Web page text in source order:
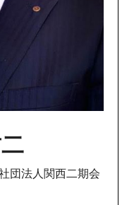
団法人関西二期会